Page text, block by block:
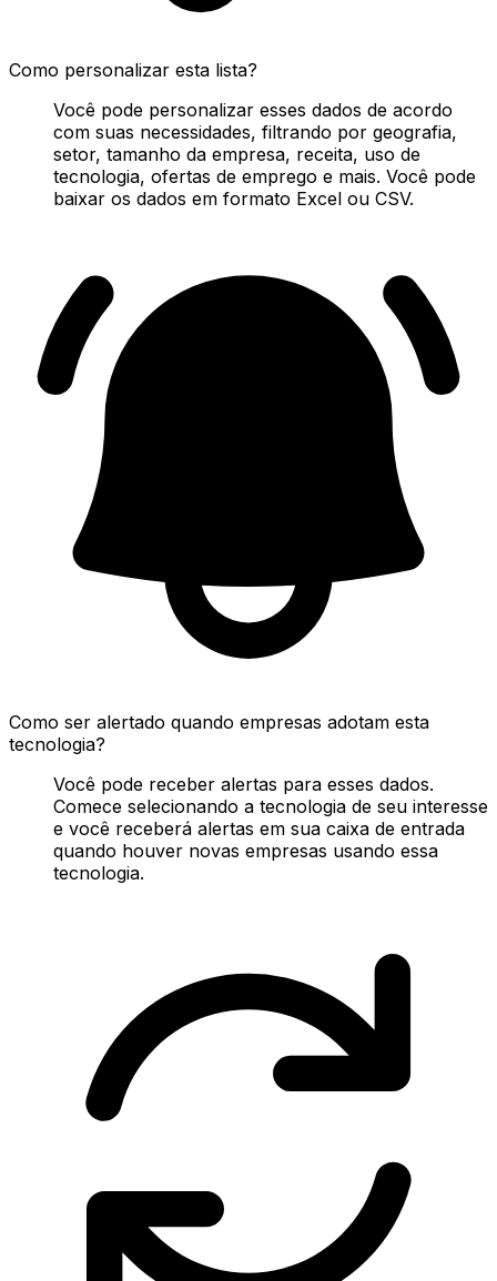
Como personalizar esta lista?
Você pode personalizar esses dados de acordo
com suas necessidades, filtrando por geografia,
setor, tamanho da empresa, receita, uso de
tecnologia, ofertas de emprego e mais. Você pode
baixar os dados em formato Excel ou CSV.
Como ser alertado quando empresas adotam esta
tecnologia?
Você pode receber alertas para esses dados.
Comece selecionando a tecnologia de seu interesse
e você receberá alertas em sua caixa de entrada
quando houver novas empresas usando essa
tecnologia.